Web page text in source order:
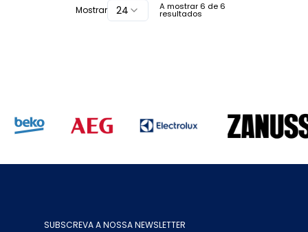
A mostrar 6 de 6
resultados
Mostrar 24
SUBSCREVA A NOSSA NEWSLETTER